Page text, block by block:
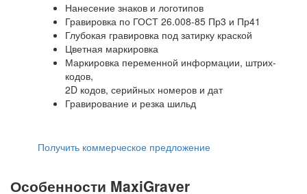
Нанесение знаков и логотипов
Гравировка по ГОСТ 26.008-85 Пр3 и Пр41
Глубокая гравировка под затирку краской
Цветная маркировка
Маркировка переменной информации, штрих-
кодов,
2D кодов, серийных номеров и дат
Гравирование и резка шильд
Получить коммерческое предложение
Особенности MaxiGraver